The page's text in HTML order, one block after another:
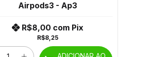
Airpods3 - Ap3
R$8,25
R$8,00 com Pix